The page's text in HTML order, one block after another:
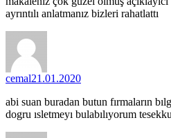
ayrıntılı anlatmanız bizleri rahatlattı
cemal21.01.2020
abi suan buradan butun fırmaların
dogru ısletmeyı bulabılıyorum